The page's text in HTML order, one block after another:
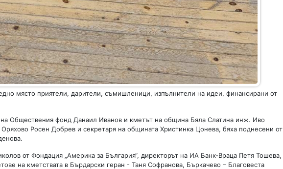
място приятели, дарители, съмишленици, изпълнители на идеи, финансирани от
Обществения фонд Данаил Иванов и кметът на община Бяла Слатина инж. Иво
Росен Добрев и секретаря на общината Христинка Цонева, бяха поднесени от
от Фондация „Америка за България“, директорът на ИА Банк-Враца Петя Тошева,
на кметствата в Бърдарски геран - Таня Софранова, Бъркачево – Благовеста